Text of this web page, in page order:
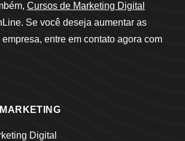
Cursos de Marketing Digital
Se você deseja aumentar as
entre em contato agora com
Digital